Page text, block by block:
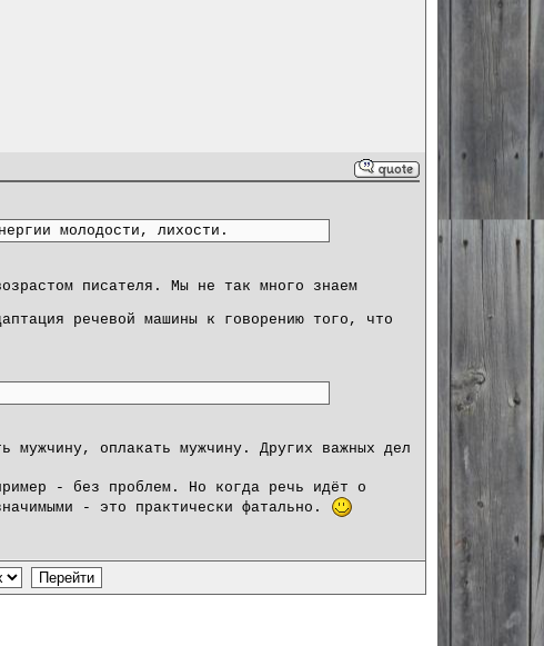
молодости, лихости.
писателя. Мы не так много знаем
речевой машины к говорению того, что
мужчину, оплакать мужчину. Других важных дел
- без проблем. Но когда речь идёт о
- это практически фатально.